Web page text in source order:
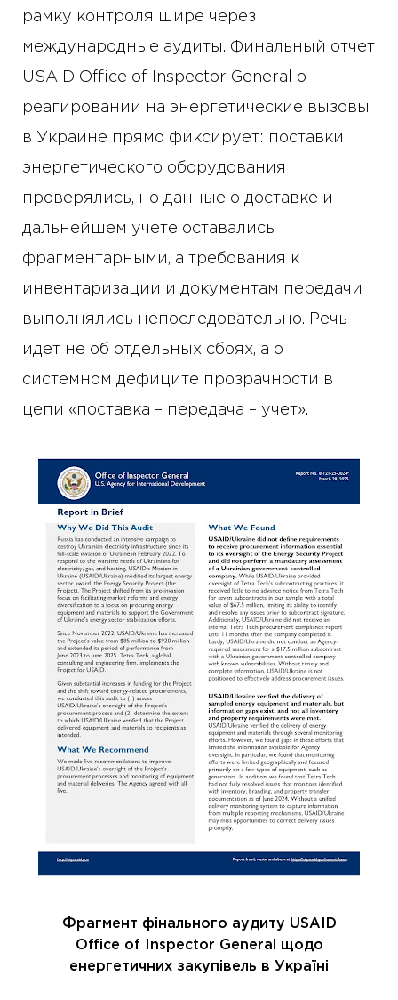
рамку контроля шире через
международные аудиты. Финальный отчет
USAID Office of Inspector General о
реагировании на энергетические вызовы
в Украине прямо фиксирует: поставки
энергетического оборудования
проверялись, но данные о доставке и
дальнейшем учете оставались
фрагментарными, а требования к
инвентаризации и документам передачи
выполнялись непоследовательно. Речь
идет не об отдельных сбоях, а о
системном дефиците прозрачности в
цепи «поставка – передача – учет».
Фрагмент фінального аудиту USAID
Office of Inspector General щодо
енергетичних закупівель в Україні